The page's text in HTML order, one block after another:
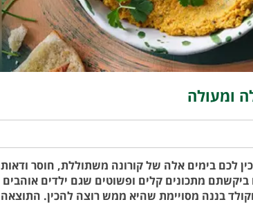
ומעולה
לכם בימים אלה של קורונה משתוללת, חוסר ודאות
ביקשתם מתכונים קלים ופשוטים שגם ילדים אוהבים
בננה מסויימת שהיא ממש רוצה להכין. התוצאה